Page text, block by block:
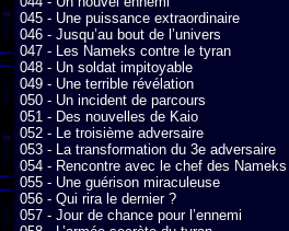
045 - Une puissance extraordinaire
046 - Jusqu’au bout de l’univers
047 - Les Nameks contre le tyran
048 - Un soldat impitoyable
049 - Une terrible révélation
050 - Un incident de parcours
051 - Des nouvelles de Kaio
052 - Le troisième adversaire
053 - La transformation du 3e adversaire
054 - Rencontre avec le chef des Nameks
055 - Une guérison miraculeuse
056 - Qui rira le dernier ?
057 - Jour de chance pour l’ennemi